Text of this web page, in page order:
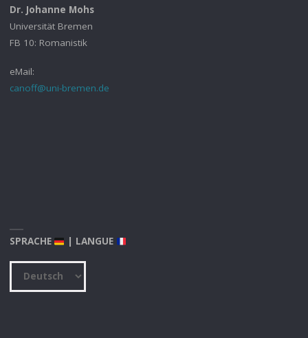
Dr. Johanne Mohs
Universität Bremen
FB 10: Romanistik
eMail:
canoff@uni-bremen.de
SPRACHE | LANGUE